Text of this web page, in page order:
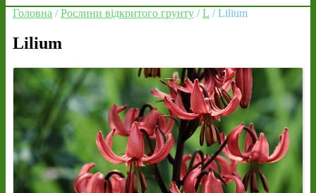
Головна /Рослини відкритого грунту /L / Lilium
Lilium